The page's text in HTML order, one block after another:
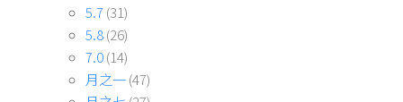
5.7 (31)
5.8(26)
7.0(14)
月之一(47)